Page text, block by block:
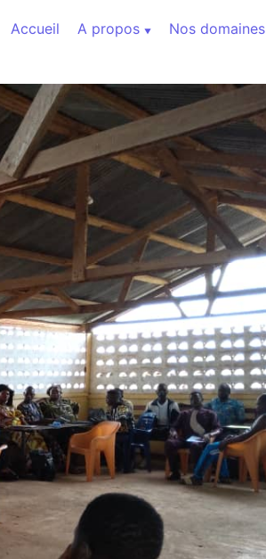
Accueil
A propos Nos domaines